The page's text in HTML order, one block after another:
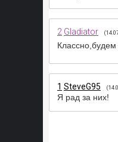
2 Gladiator
1 SteveG95
Я рад за них!